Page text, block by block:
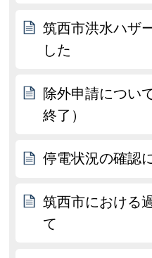
筑西市洪水ハザ
した
除外申請につい
終了）
停電状況の確認
筑西市における
て